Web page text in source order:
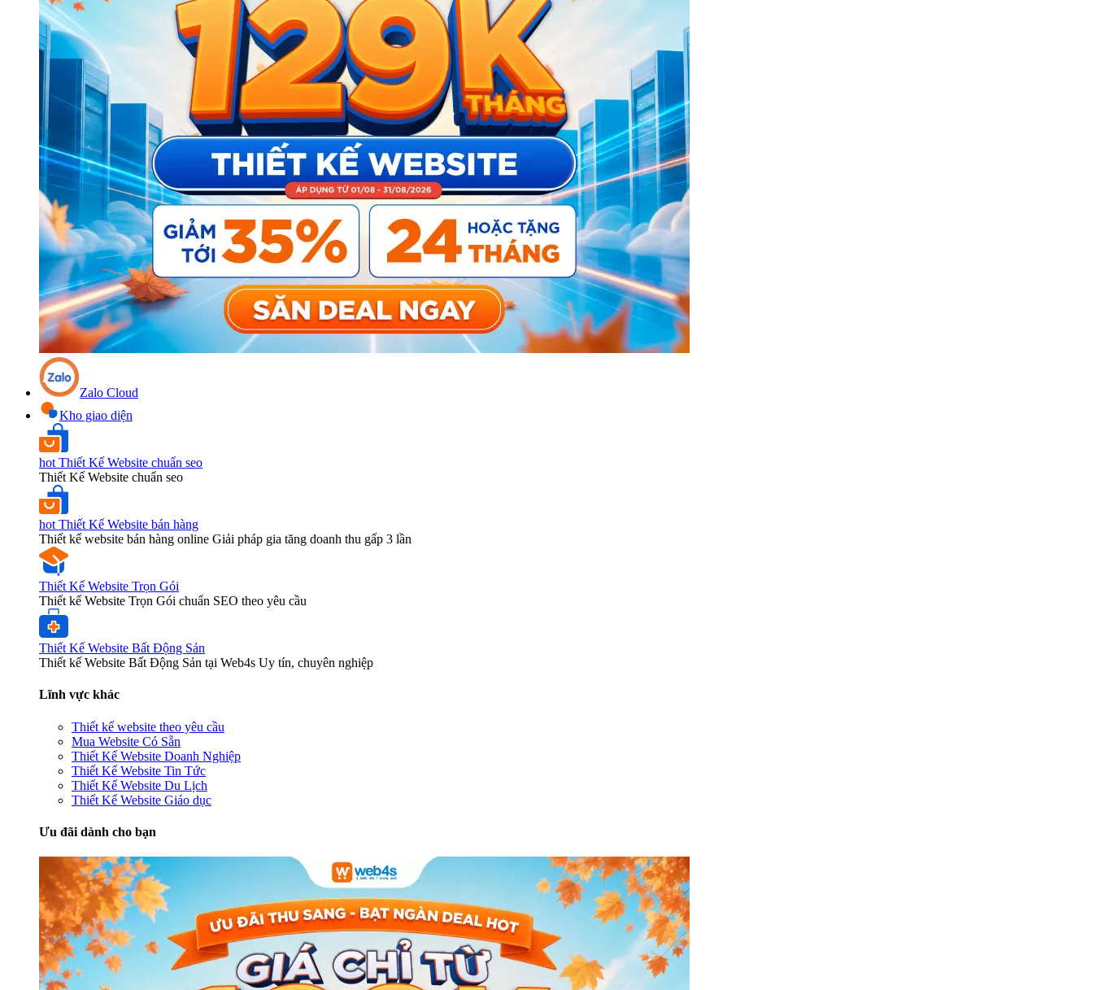
Zalo Cloud
Kho giao diện
hot Thiết Kế Website chuẩn seo
Thiết Kế Website chuẩn seo
hot Thiết Kế Website bán hàng
Thiết kế website bán hàng online Giải pháp gia tăng doanh thu gấp 3 lần
Thiết Kế Website Trọn Gói
Thiết kế Website Trọn Gói chuẩn SEO theo yêu cầu
Thiết Kế Website Bất Động Sản
Thiết kế Website Bất Động Sản tại Web4s Uy tín, chuyên nghiệp
Lĩnh vực khác
Thiết kế website theo yêu cầu
Mua Website Có Sẵn
Thiết Kế Website Doanh Nghiệp
Thiết Kế Website Tin Tức
Thiết Kế Website Du Lịch
Thiết Kế Website Giáo dục
Ưu đãi dành cho bạn